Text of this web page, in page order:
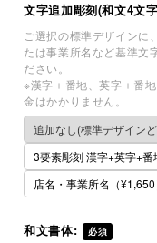
文字追加彫刻(和文4文
ご選択の標準デザインに
たは事業所名など基準文
ださい。
※漢字＋番地、英字＋番
金はかかりません。
追加なし(標準デザイン
3要素彫刻 漢字+英字+番
店名・事業所名（¥1,650
和文書体: 必須